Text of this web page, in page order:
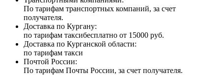
По тарифам транспортных компаний, за счет
получателя.
Доставка по Кургану:
по тарифам таксибесплатно от 15000 руб.
Доставка по Курганской области:
по тарифам такси
Почтой России:
По тарифам Почты России, за счет получателя.